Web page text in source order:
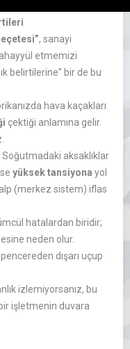
, sanayi
etmemizi
belirtilerine” bir de bu
hava kaçakları
çektiği anlamına gelir.
Soğutmadaki aksaklıklar
yüksek tansiyona yol
(merkez sistem) iflas
hatalardan biridir;
neden olur.
dışarı uçup
izlemiyorsanız, bu
işletmenin duvara